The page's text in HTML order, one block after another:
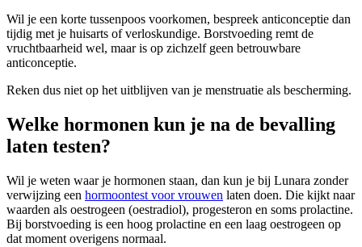
Wil je een korte tussenpoos voorkomen, bespreek anticonceptie dan
tijdig met je huisarts of verloskundige. Borstvoeding remt de
vruchtbaarheid wel, maar is op zichzelf geen betrouwbare
anticonceptie.
Reken dus niet op het uitblijven van je menstruatie als bescherming.
Welke hormonen kun je na de bevalling
laten testen?
Wil je weten waar je hormonen staan, dan kun je bij Lunara zonder
verwijzing een hormoontest voor vrouwen laten doen. Die kijkt naar
waarden als oestrogeen (oestradiol), progesteron en soms prolactine.
Bij borstvoeding is een hoog prolactine en een laag oestrogeen op
dat moment overigens normaal.